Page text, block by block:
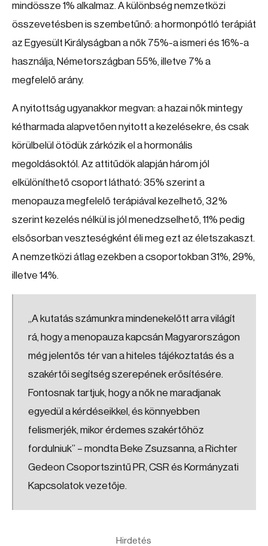
mindössze 1% alkalmaz. A különbség nemzetközi
összevetésben is szembetűnő: a hormonpótló terápiát
az Egyesült Királyságban a nők 75%-a ismeri és 16%-a
használja, Németországban 55%, illetve 7% a
megfelelő arány.
A nyitottság ugyanakkor megvan: a hazai nők mintegy
kétharmada alapvetően nyitott a kezelésekre, és csak
körülbelül ötödük zárkózik el a hormonális
megoldásoktól. Az attitűdök alapján három jól
elkülöníthető csoport látható: 35% szerint a
menopauza megfelelő terápiával kezelhető, 32%
szerint kezelés nélkül is jól menedzselhető, 11% pedig
elsősorban veszteségként éli meg ezt az életszakaszt.
A nemzetközi átlag ezekben a csoportokban 31%, 29%,
illetve 14%.
„A kutatás számunkra mindenekelőtt arra világít
rá, hogy a menopauza kapcsán Magyarországon
még jelentős tér van a hiteles tájékoztatás és a
szakértői segítség szerepének erősítésére.
Fontosnak tartjuk, hogy a nők ne maradjanak
egyedül a kérdéseikkel, és könnyebben
felismerjék, mikor érdemes szakértőhöz
fordulniuk” – mondta Beke Zsuzsanna, a Richter
Gedeon Csoportszintű PR, CSR és Kormányzati
Kapcsolatok vezetője.
Hirdetés